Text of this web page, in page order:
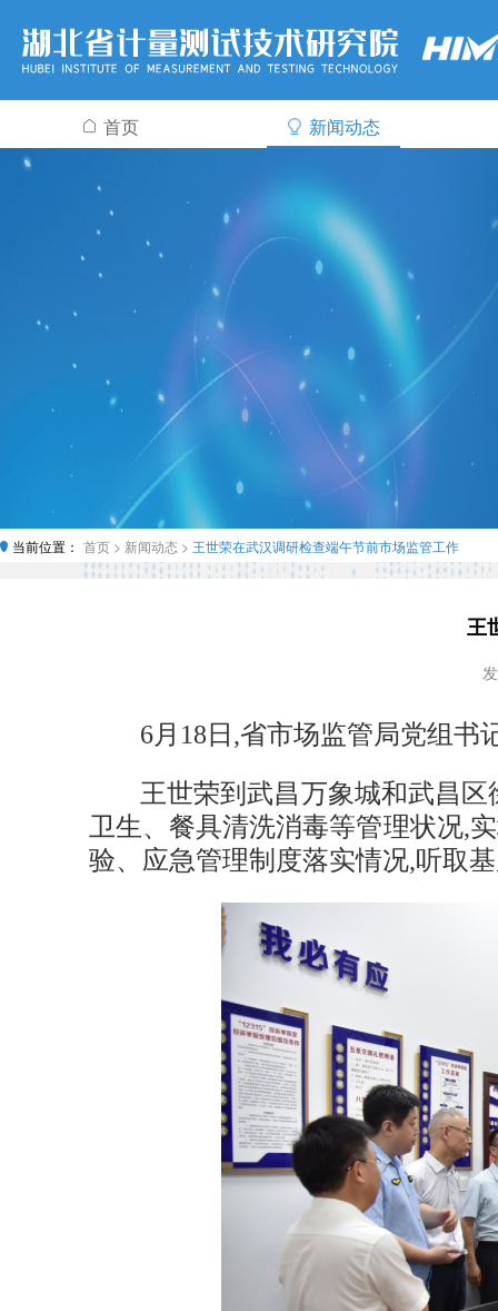
首页 新闻动态
当前位置： 首页 > 新闻动态 > 王世荣在武汉调研检查端午节前市场监管工作
王
6月18日,省市场监管局党组书
王世荣到武昌万象城和武昌
卫生、餐具清洗消毒等管理状况,
验、应急管理制度落实情况,听取